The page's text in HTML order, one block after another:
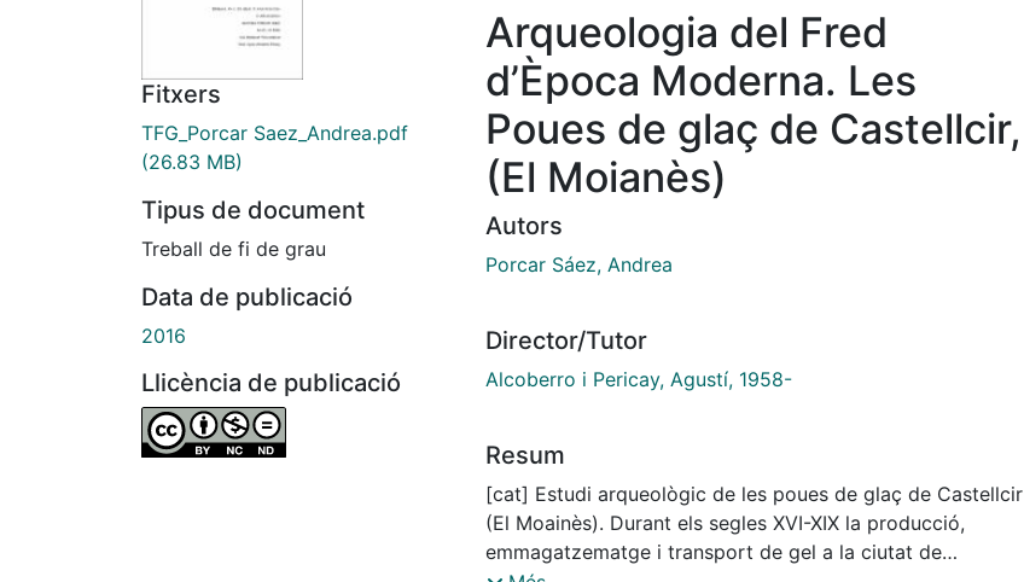
Fitxers
TFG_Porcar Saez_Andrea.pdf
(26.83 MB)
Tipus de document
Treball de fi de grau
Data de publicació
2016
Llicència de publicació
Arqueologia del Fred
d’Època Moderna. Les
Poues de glaç de Castellcir,
(El Moianès)
Autors
Porcar Sáez, Andrea
Director/Tutor
Alcoberro i Pericay, Agustí, 1958-
Resum
[cat] Estudi arqueològic de les poues de glaç de Castellcir
(El Moainès). Durant els segles XVI-XIX la producció,
emmagatzematge i transport de gel a la ciutat de